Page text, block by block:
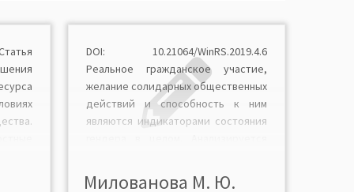
DOI: 10.21064/WinRS.2019.4.6
Реальное гражданское участие,
желание солидарных общественных
действий и способность к ним
являются индикаторами состояния
лидеров социально
Милованова М. Ю.